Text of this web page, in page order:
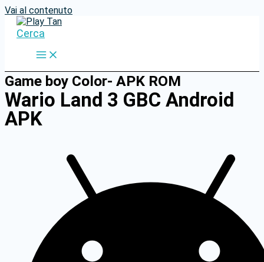
Vai al contenuto
Cerca
Game boy Color- APK ROM
Wario Land 3 GBC Android
APK